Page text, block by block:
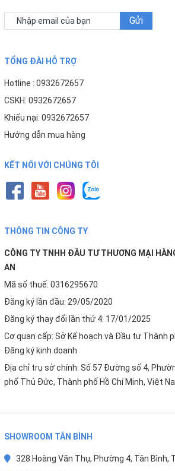
Gửi
TỔNG ĐÀI HỖ TRỢ
Hotline : 0932672657
CSKH: 0932672657
Khiếu nại: 0932672657
Hướng dẫn mua hàng
KẾT NỐI VỚI CHÚNG TÔI
THÔNG TIN CÔNG TY
CÔNG TY TNHH ĐẦU TƯ THƯƠNG MẠI
AN
Mã số thuế: 0316295670
Đăng ký lần đầu: 29/05/2020
Đăng ký thay đổi lần thứ 4: 17/01/2025
Cơ quan cấp: Sở Kế hoạch và Đầu tư Thành
Đăng ký kinh doanh
Địa chỉ trụ sở chính: Số 57 Đường số 4,
phố Thủ Đức, Thành phố Hồ Chí Minh, Việt
SHOWROOM TÂN BÌNH
328 Hoàng Văn Thụ, Phường 4, Tân Bình,